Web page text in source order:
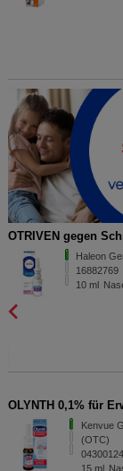
OTRIVEN gegen
Haleon
16882769
10 ml
OLYNTH 0,1% für
Kenvue
(OTC)
04300124
15 ml